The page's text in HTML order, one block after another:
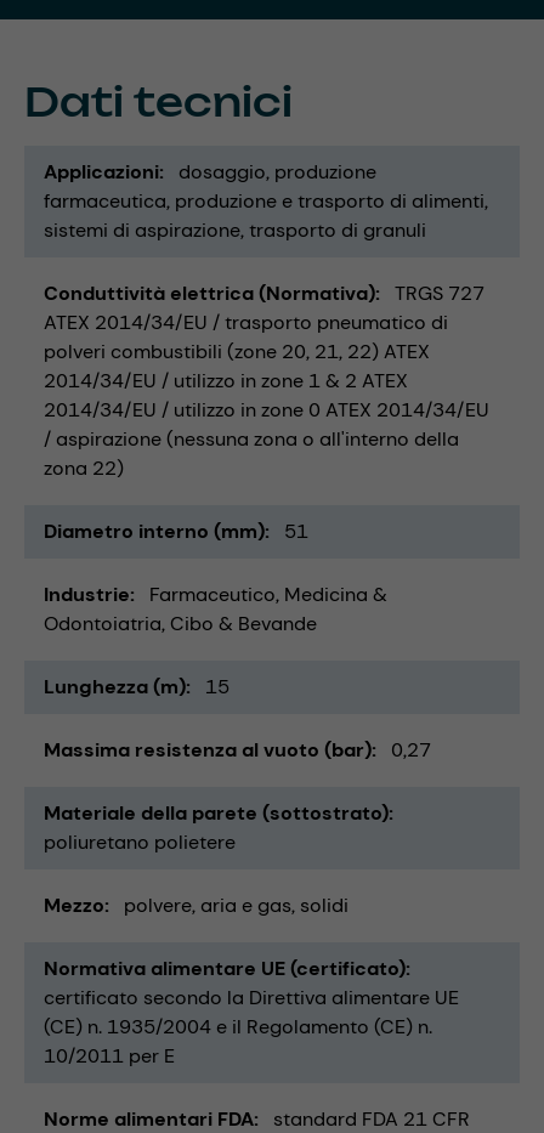
Dati tecnici
Applicazioni dosaggio produzione
farmaceutica produzione e trasporto di alimenti
sistemi di aspirazione trasporto di granuli
Conduttività elettrica (Normativa)
TRGS 727
ATEX 2014/34/EU / trasporto pneumatico di
polveri combustibili (zone 20, 21, 22) ATEX
2014/34/EU / utilizzo in zone 1 & 2 ATEX
2014/34/EU / utilizzo in zone 0 ATEX 2014/34/EU
/ aspirazione (nessuna zona o all'interno della
zona 22)
Diametro interno (mm) 51
Industrie Farmaceutico Medicina &
Odontoiatria Cibo & Bevande
Lunghezza (m) 15
Massima resistenza al vuoto (bar) 0,27
Materiale della parete (sottostrato)
poliuretano polietere
Mezzo polvere aria e gas solidi
Normativa alimentare UE (certificato)
certificato secondo la Direttiva alimentare UE
(CE) n. 1935/2004 e il Regolamento (CE) n.
10/2011 per E
Norme alimentari FDA
standard FDA 21 CFR